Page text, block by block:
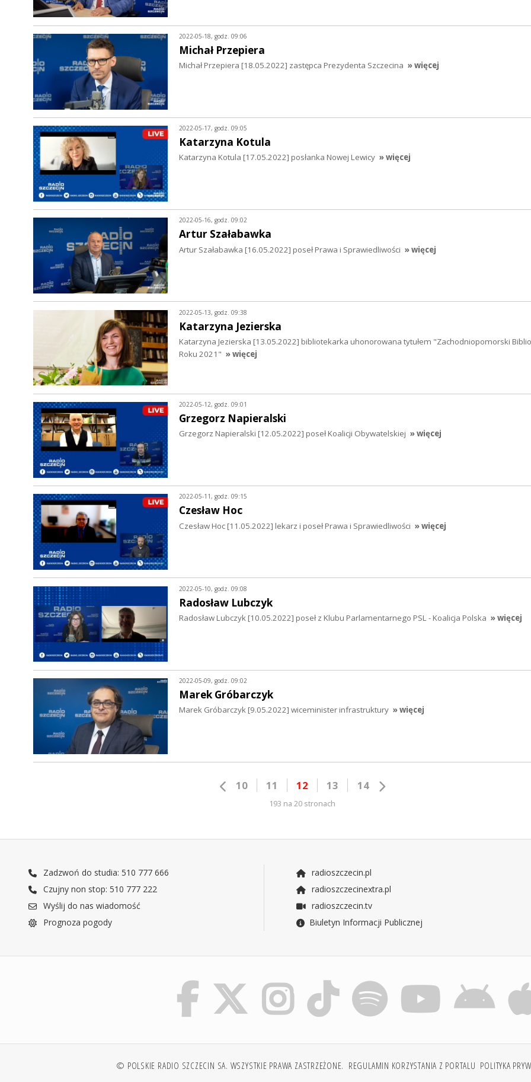
2022-05-18, godz. 09:06
Michał Przepiera
Michał Przepiera [18.05.2022] zastępca Prezydenta Szczecina » więcej
2022-05-17, godz. 09:05
Katarzyna Kotula
Katarzyna Kotula [17.05.2022] posłanka Nowej Lewicy » więcej
2022-05-16, godz. 09:02
Artur Szałabawka
Artur Szałabawka [16.05.2022] poseł Prawa i Sprawiedliwości » więcej
2022-05-13, godz. 09:38
Katarzyna Jezierska
Katarzyna Jezierska [13.05.2022] bibliotekarka uhonorowana tytułem "Zachodniopomorski
Roku 2021" » więcej
2022-05-12, godz. 09:01
Grzegorz Napieralski
Grzegorz Napieralski [12.05.2022] poseł Koalicji Obywatelskiej » więcej
2022-05-11, godz. 09:15
Czesław Hoc
Czesław Hoc [11.05.2022] lekarz i poseł Prawa i Sprawiedliwości » więcej
2022-05-10, godz. 09:08
Radosław Lubczyk
Radosław Lubczyk [10.05.2022] poseł z Klubu Parlamentarnego PSL - Koalicja Polska » więcej
2022-05-09, godz. 09:02
Marek Gróbarczyk
Marek Gróbarczyk [9.05.2022] wiceminister infrastruktury » więcej
10 11 12 13 14
193 na 20 stronach
Zadzwoń do studia: 510 777 666
Czujny non stop: 510 777 222
Wyślij do nas wiadomość
Prognoza pogody
radioszczecin.pl
radioszczecinextra.pl
radioszczecin.tv
Biuletyn Informacji Publicznej
© POLSKIE RADIO SZCZECIN SA. WSZYSTKIE PRAWA ZASTRZEŻONE. REGULAMIN KORZYSTANIA Z PORTALU POLITYKA